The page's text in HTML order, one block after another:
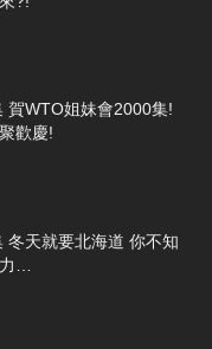
賀WTO姐妹會2000集!
歡慶!
冬天就要北海道 你不知
…